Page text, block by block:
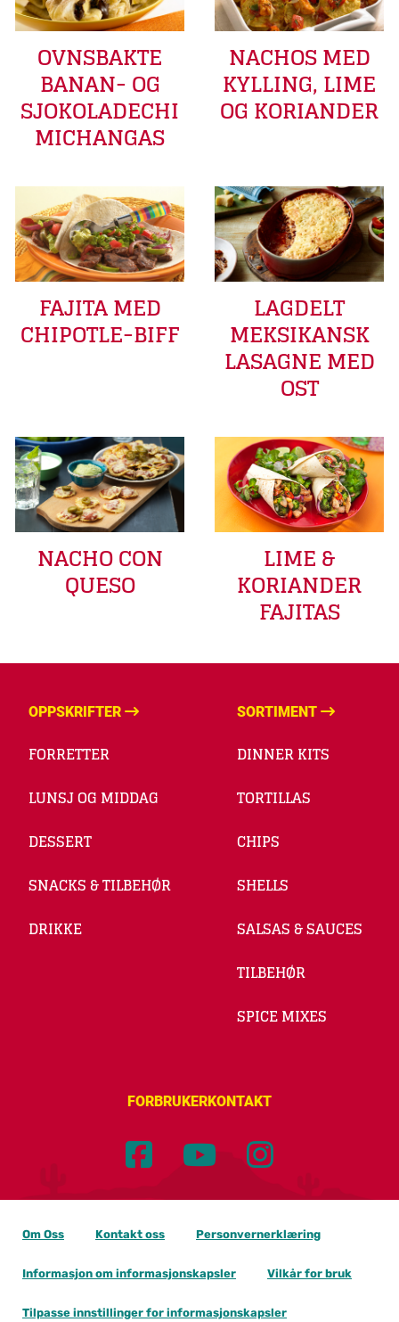
OVNSBAKTE
BANAN- OG
SJOKOLADECHI
MICHANGAS
NACHOS MED
KYLLING, LIME
OG KORIANDER
FAJITA MED
CHIPOTLE-BIFF
LAGDELT
MEKSIKANSK
LASAGNE MED
OST
NACHO CON
QUESO
LIME &
KORIANDER
FAJITAS
OPPSKRIFTER
FORRETTER
LUNSJ OG MIDDAG
DESSERT
SNACKS & TILBEHØR
DRIKKE
SORTIMENT
DINNER KITS
TORTILLAS
CHIPS
SHELLS
SALSAS & SAUCES
TILBEHØR
SPICE MIXES
FORBRUKERKONTAKT
Om Oss Kontakt oss Personvernerklæring
Informasjon om informasjonskapsler Vilkår for bruk
Tilpasse innstillinger for informasjonskapsler